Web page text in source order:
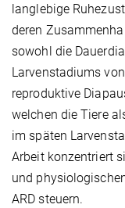
langlebige
deren
sowohl die
Larvenstadiums
reproduktive
welchen die Tiere
im späten
Arbeit konzentriert
und
ARD steuern.